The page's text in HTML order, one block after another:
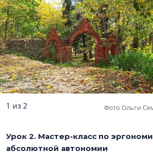
1 из 2 Фото Ольги
Урок 2. Мастер-класс по
абсолютной автономии